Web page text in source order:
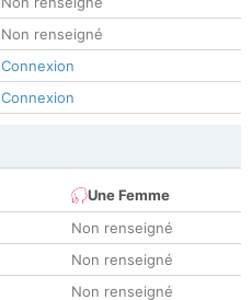
Non renseigné
Connexion
Connexion
Une Femme
Non renseigné
Non renseigné
Non renseigné